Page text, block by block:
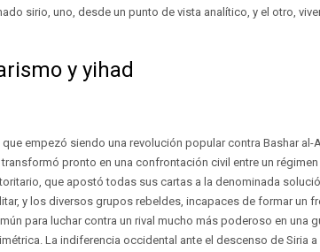
sirio, uno, desde un punto de vista analítico, y el otro,
y yihad
que empezó siendo una revolución popular contra Bashar al-
transformó pronto en una confrontación civil entre un régimen
que apostó todas sus cartas a la denominada
y los diversos grupos rebeldes, incapaces de formar un
para luchar contra un rival mucho más poderoso en una
La indiferencia occidental ante el descenso de Siria